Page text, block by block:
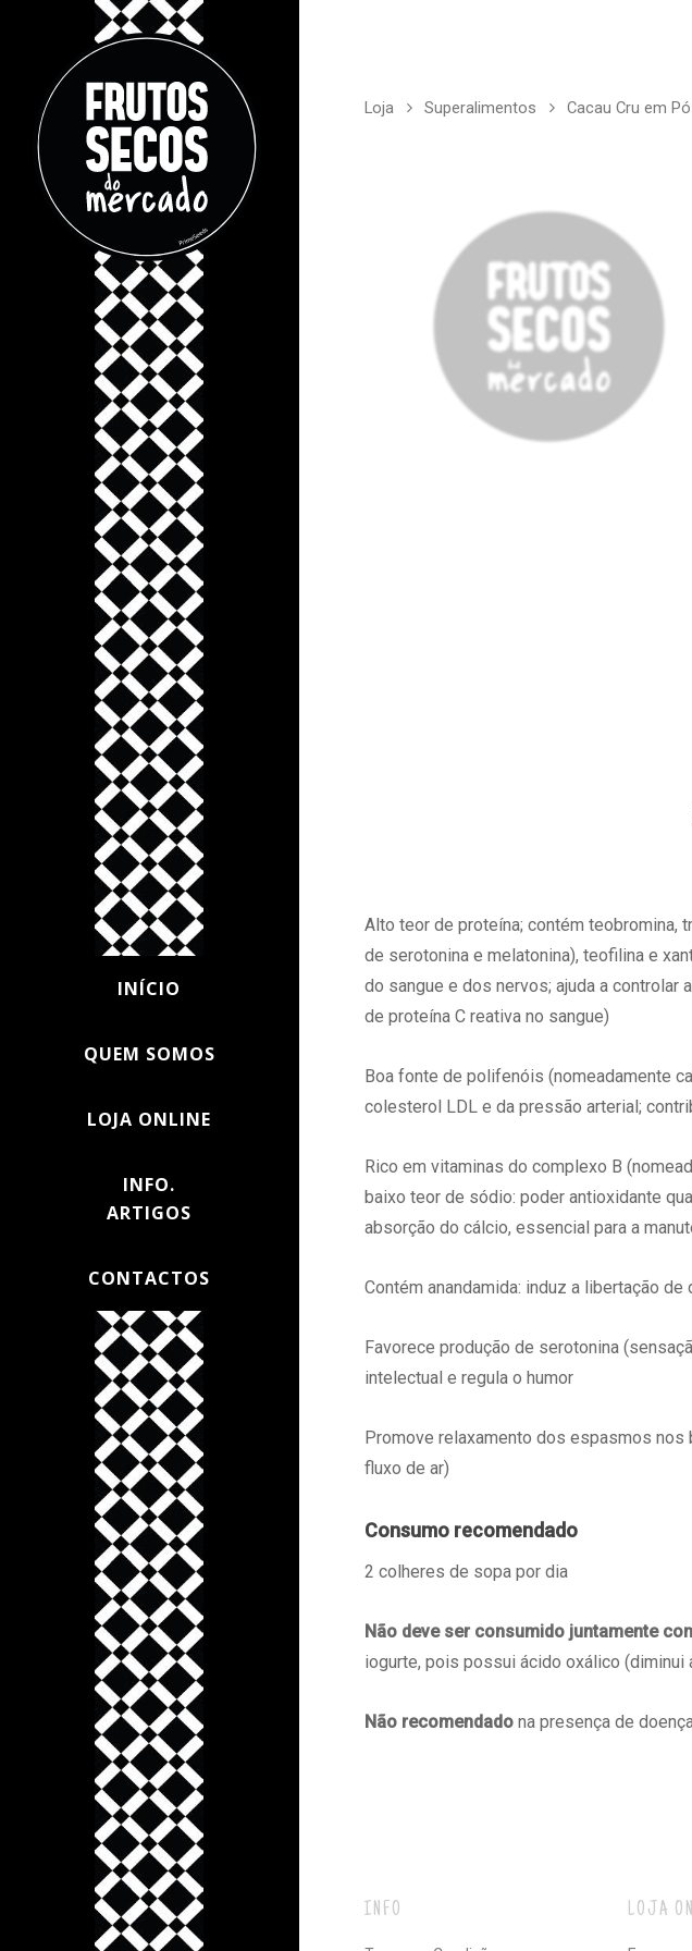
INÍCIO
QUEM SOMOS
LOJA ONLINE
INFO.
ARTIGOS
CONTACTOS
Loja Superalimentos Cacau Cru em
Alto teor de proteína; contém teobromina,
de serotonina e melatonina), teofilina e
do sangue e dos nervos; ajuda a controlar
de proteína C reativa no sangue)
Boa fonte de polifenóis (nomeadamente
colesterol LDL e da pressão arterial;
Rico em vitaminas do complexo B
baixo teor de sódio: poder antioxidante
absorção do cálcio, essencial para a
Contém anandamida: induz a libertação de
Favorece produção de serotonina
intelectual e regula o humor
Promove relaxamento dos espasmos
fluxo de ar)
Consumo recomendado
2 colheres de sopa por dia
Não deve ser consumido juntamente
iogurte, pois possui ácido oxálico (diminui
Não recomendado na presença de
INFO LOJA